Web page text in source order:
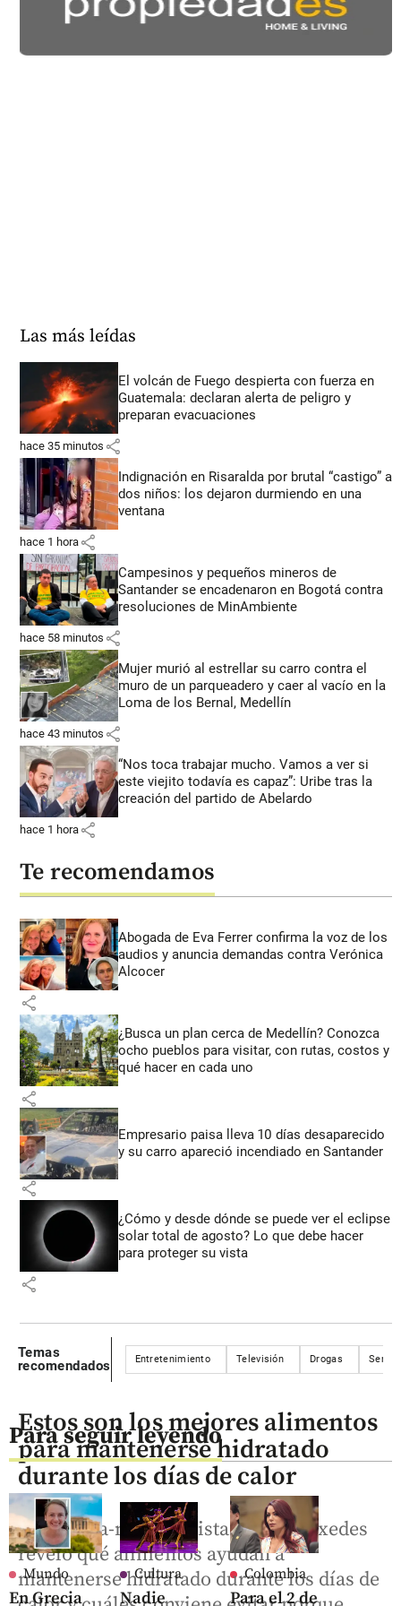
Las más leídas
El volcán de Fuego despierta con fuerza en
Guatemala: declaran alerta de peligro y
preparan evacuaciones
hace 35 minutos share
Indignación en Risaralda por brutal “castigo” a
dos niños: los dejaron durmiendo en una
ventana
hace 1 hora share
Campesinos y pequeños mineros de
Santander se encadenaron en Bogotá contra
resoluciones de MinAmbiente
hace 58 minutos share
Mujer murió al estrellar su carro contra el
muro de un parqueadero y caer al vacío en la
Loma de los Bernal, Medellín
hace 43 minutos share
“Nos toca trabajar mucho. Vamos a ver si
este viejito todavía es capaz”: Uribe tras la
creación del partido de Abelardo
hace 1 hora share
Te recomendamos
Abogada de Eva Ferrer confirma la voz de los
audios y anuncia demandas contra Verónica
Alcocer
share
¿Busca un plan cerca de Medellín? Conozca
ocho pueblos para visitar, con rutas, costos y
qué hacer en cada uno
share
Empresario paisa lleva 10 días desaparecido
y su carro apareció incendiado en Santander
share
¿Cómo y desde dónde se puede ver el eclipse
solar total de agosto? Lo que debe hacer
para proteger su vista
share
Temas
recomendados
Entretenimiento Televisión Drogas Series
Para seguir leyendo
Mundo
En Grecia
Cultura
Nadie
Colombia
Para el 2 de
Estos son los mejores alimentos
para mantenerse hidratado
durante los días de calor
La dietista-nutricionista Rocío Práxedes
reveló qué alimentos ayudan a
mantenerse hidratado durante los días de